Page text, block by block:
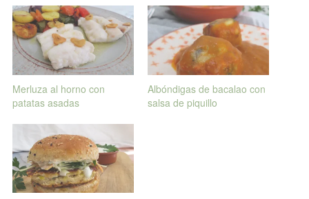
Merluza al horno con
patatas asadas
Albóndigas de bacalao con
salsa de piquillo